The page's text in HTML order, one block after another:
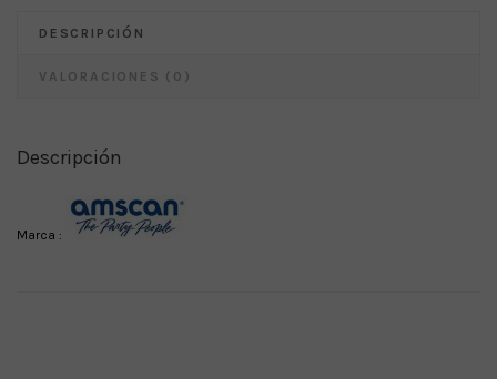
DESCRIPCIÓN
VALORACIONES (0)
Descripción
Marca :